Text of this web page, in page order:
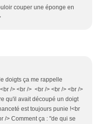
couper une éponge en
doigts ça me rappelle
/> <br /> <br /> <br /> <br />
qu'il avait découpé un doigt
est toujours punie !<br
/> Comment ça : "de qui se